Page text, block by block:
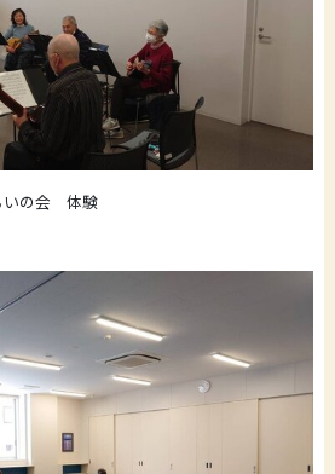
いの会 体験